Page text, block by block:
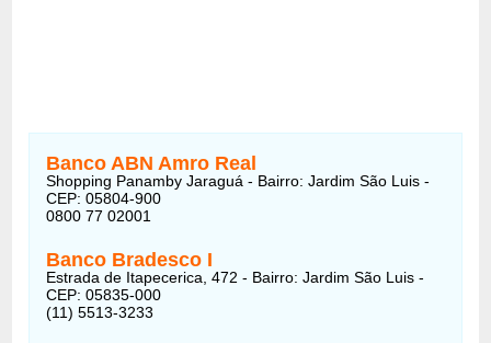
Banco ABN Amro Real
Shopping Panamby Jaraguá - Bairro: Jardim São Luis -
CEP: 05804-900
0800 77 02001
Banco Bradesco I
Estrada de Itapecerica, 472 - Bairro: Jardim São Luis -
CEP: 05835-000
(11) 5513-3233